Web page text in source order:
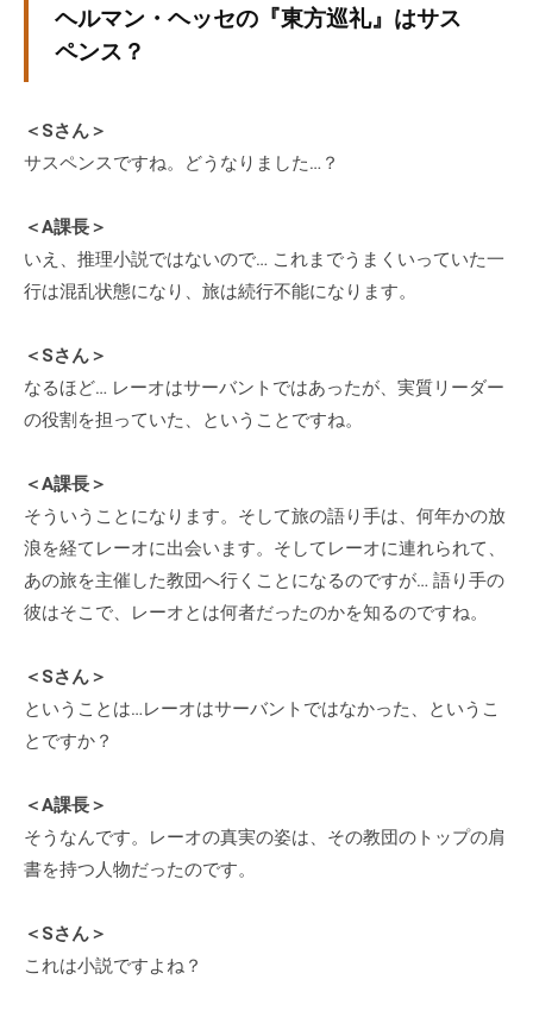
ヘルマン・ヘッセの『東方巡礼』はサス
ペンス？
＜Sさん＞
サスペンスですね。どうなりました…？
＜A課長＞
いえ、推理小説ではないので… これまでうまくいっていた一
行は混乱状態になり、旅は続行不能になります。
＜Sさん＞
なるほど… レーオはサーバントではあったが、実質リーダー
の役割を担っていた、ということですね。
＜A課長＞
そういうことになります。そして旅の語り手は、何年かの放
浪を経てレーオに出会います。そしてレーオに連れられて、
あの旅を主催した教団へ行くことになるのですが… 語り手の
彼はそこで、レーオとは何者だったのかを知るのですね。
＜Sさん＞
ということは…レーオはサーバントではなかった、というこ
とですか？
＜A課長＞
そうなんです。レーオの真実の姿は、その教団のトップの肩
書を持つ人物だったのです。
＜Sさん＞
これは小説ですよね？